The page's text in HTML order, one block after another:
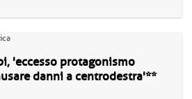
'eccesso protagonismo
danni a centrodestra'**